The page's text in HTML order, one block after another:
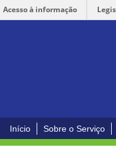
Acesso à informação
Início Sobre o Serviço